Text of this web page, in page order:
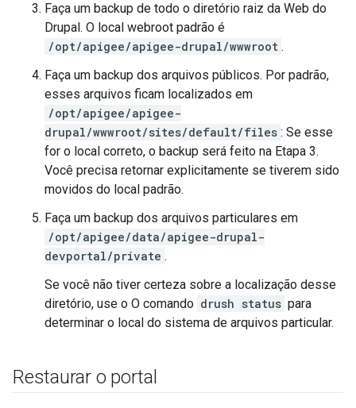
Faça um backup de todo o diretório raiz da Web do
Drupal. O local webroot padrão é
/opt/apigee/apigee-drupal/wwwroot .
Faça um backup dos arquivos públicos. Por padrão,
esses arquivos ficam localizados em
/opt/apigee/apigee-
drupal/wwwroot/sites/default/files : Se esse
for o local correto, o backup será feito na Etapa 3.
Você precisa retornar explicitamente se tiverem sido
movidos do local padrão.
Faça um backup dos arquivos particulares em
/opt/apigee/data/apigee-drupal-
devportal/private .
Se você não tiver certeza sobre a localização desse
diretório, use o O comando drush status para
determinar o local do sistema de arquivos particular.
Restaurar o portal